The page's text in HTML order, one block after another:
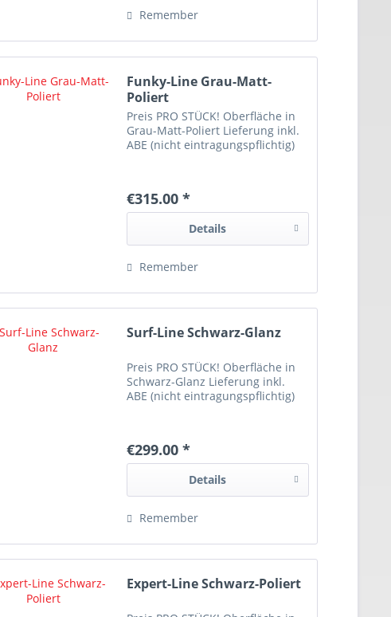
Remember
Funky-Line Grau-Matt-
Poliert
Preis PRO STÜCK! Oberfläche in
Grau-Matt-Poliert Lieferung inkl.
ABE (nicht eintragungspflichtig)
€315.00 *
Details
Remember
Surf-Line Schwarz-Glanz
Preis PRO STÜCK! Oberfläche in
Schwarz-Glanz Lieferung inkl.
ABE (nicht eintragungspflichtig)
€299.00 *
Details
Remember
Expert-Line Schwarz-Poliert